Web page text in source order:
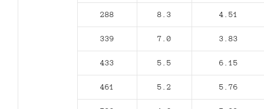
288 8.3 4.51
339 7.0 3.83
433 5.5 6.15
461 5.2 5.76